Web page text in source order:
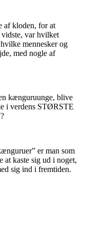
af kloden, for at
var hvilket
mennesker og
med nogle af
kænguruunge, blive
i verdens STØRSTE
er man som
at kaste sig ud i noget,
sig ind i fremtiden.